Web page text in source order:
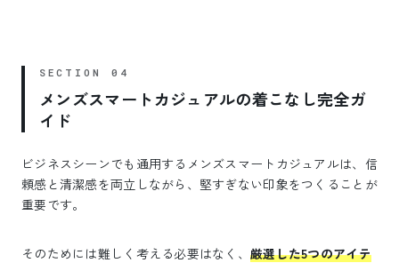
メンズスマートカジュアルの着こなし完全ガ
イド
ビジネスシーンでも通用するメンズスマートカジュアルは、信
頼感と清潔感を両立しながら、堅すぎない印象をつくることが
重要です。
そのためには難しく考える必要はなく、厳選した5つのアイテ